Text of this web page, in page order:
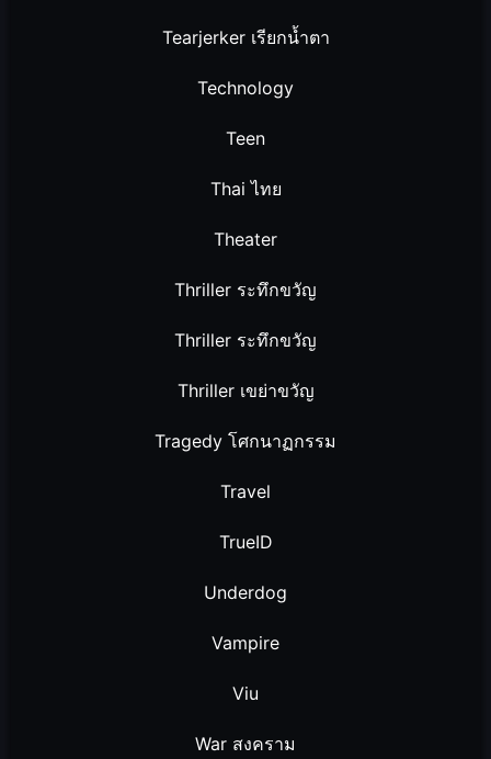
Tearjerker เรียกน้ำตา
Technology
Teen
Thai ไทย
Theater
Thriller ระทึกขวัญ
Thriller ระทึกขวัญ
Thriller เขย่าขวัญ
Tragedy โศกนาฏกรรม
Travel
TrueID
Underdog
Vampire
Viu
War สงคราม